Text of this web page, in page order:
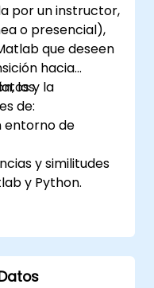
por un instructor,
o presencial),
que deseen
hacia
y la
los
de:
entorno de
y similitudes
y Python.
conjuntos de
de